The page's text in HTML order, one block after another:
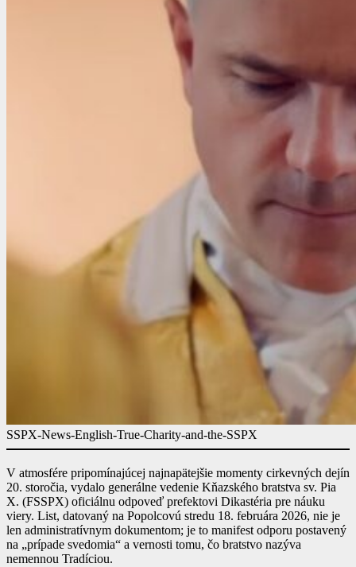
SSPX-News-English-True-Charity-and-the-SSPX
V atmosfére pripomínajúcej najnapätejšie momenty cirkevných dejín
20. storočia, vydalo generálne vedenie Kňazského bratstva sv. Pia
X. (FSSPX) oficiálnu odpoveď prefektovi Dikastéria pre náuku
viery. List, datovaný na Popolcovú stredu 18. februára 2026, nie je
len administratívnym dokumentom; je to manifest odporu postavený
na „prípade svedomia“ a vernosti tomu, čo bratstvo nazýva
nemennou Tradíciou.